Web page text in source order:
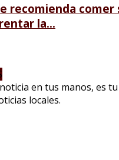
recomienda comer
la...
en tus manos, es
locales.